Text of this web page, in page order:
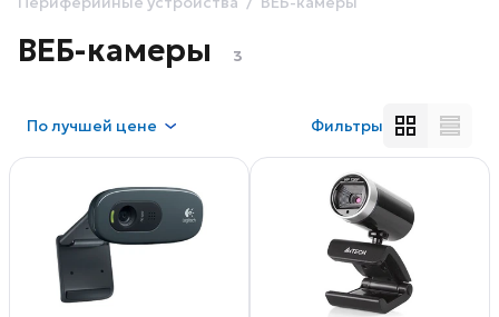
ВЕБ-камеры 3
Получшей цене Фильтры